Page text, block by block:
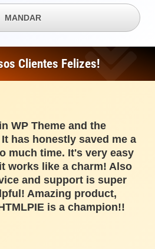
MANDAR
Clientes Felizes!
WP Theme and the
has honestly saved me a
much time. It's very easy
works like a charm! Also
and support is super
Amazing product,
is a champion!!